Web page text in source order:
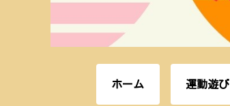
ホーム 運動遊び